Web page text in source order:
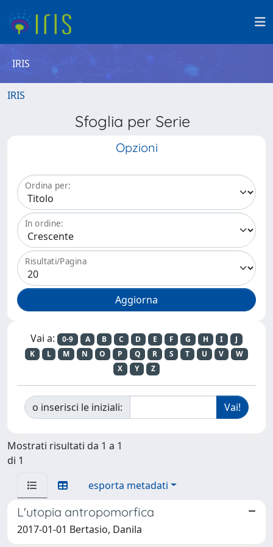
IRIS
IRIS
Sfoglia per Serie
Opzioni
Ordina per:
In ordine:
Risultati/Pagina
Vai a: 0-9 A B C D E F G H I
J
K
L M N O P Q R S T U V
W
X
Y Z
o inserisci le iniziali:
Mostrati risultati da 1 a 1
di 1
esporta metadati
L'utopia antropomorfica
2017-01-01 Bertasio, Danila